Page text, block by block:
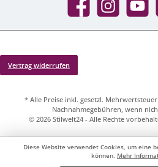
Facebook InstagramYouTube
Vertrag widerrufen
* Alle Preise inkl. gesetzl. Mehrwertsteuer
Nachnahmegebühren, wenn
© 2026 Stilwelt24 - Alle Rechte
Diese Website verwendet Cookies, um eine
können. Mehr